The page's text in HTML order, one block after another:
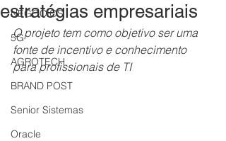
NEGÓCIOS
5G
AGROTECH
BRAND POST
Senior Sistemas
Oracle
estratégias empresariais
O projeto tem como objetivo ser uma
fonte de incentivo e conhecimento
para profissionais de TI